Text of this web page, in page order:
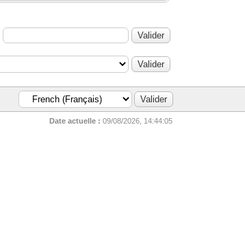
Date actuelle : 09/08/2026, 14:44:05